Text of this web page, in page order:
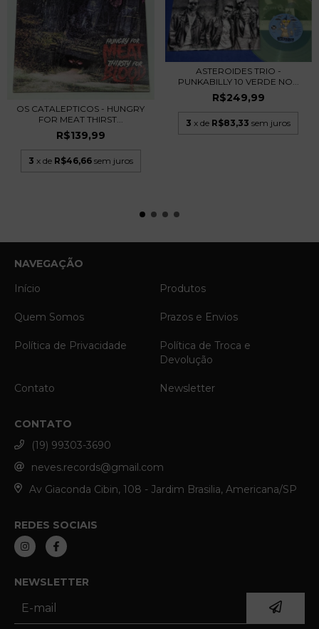
OS CATALEPTICOS - HUNGRY
FOR MEAT THIRST...
R$139,99
3 x de R$46,66 sem juros
ASTEROIDES TRIO -
PUNKABILLY 10 VERDE NO...
R$249,99
3 x de R$83,33 sem juros
NAVEGAÇÃO
Início
Produtos
Quem Somos Prazos e Envios
Política de Privacidade
Política de Troca e
Devolução
Contato Newsletter
CONTATO
(19) 99303-3690
neves.records@gmail.com
Av Giaconda Cibin, 108 - Jardim Brasilia, Americana/SP
REDES SOCIAIS
NEWSLETTER